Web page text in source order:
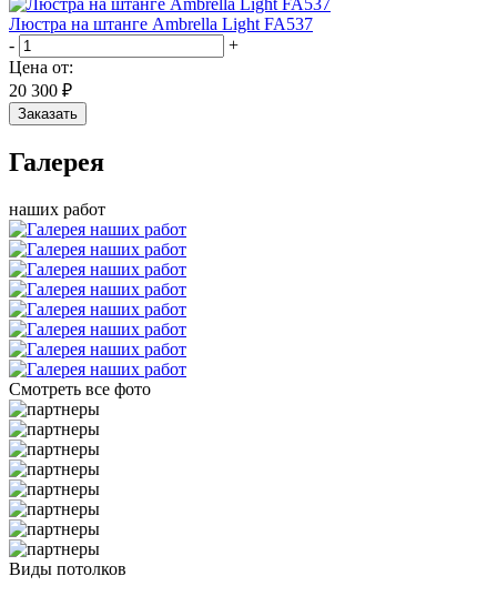
Люстра на штанге Ambrella Light FA537
-
+
Цена от:
20 300 ₽
Заказать
Галерея
наших работ
Смотреть все фото
Виды потолков